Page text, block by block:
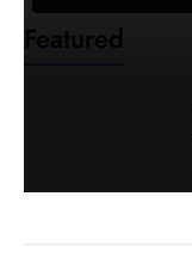
Featured